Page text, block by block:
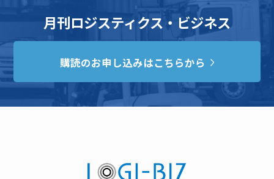
月刊ロジスティクス・ビジネス
購読のお申し込みはこちらから